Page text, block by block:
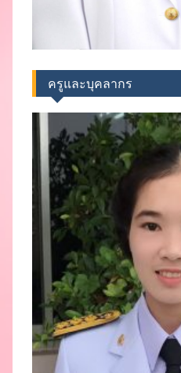
ครูและบุคลากร